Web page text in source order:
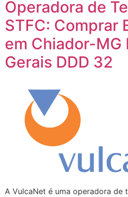
Operadora de
STFC: Comprar
em Chiador-MG
Gerais DDD 32
A VulcaNet é uma operadora de